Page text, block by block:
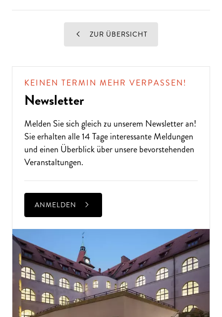
ZUR ÜBERSICHT
KEINEN TERMIN MEHR VERPASSEN!
Newsletter
Melden Sie sich gleich zu unserem Newsletteran!
Sie erhalten alle 14 Tage interessante Meldungen
und einen Überblick über unsere bevorstehenden
Veranstaltungen.
ANMELDEN